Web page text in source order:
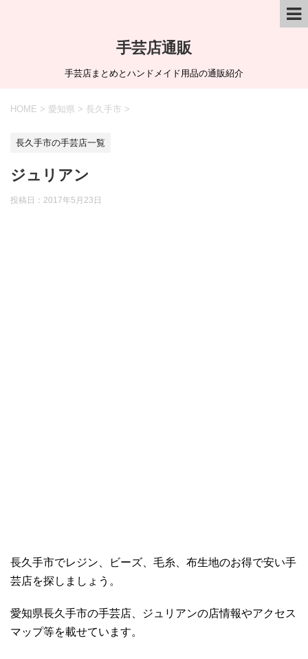
手芸店通販
手芸店まとめとハンドメイド用品の通販紹介
HOME > 愛知県 > 長久手市 >
長久手市の手芸店一覧
ジュリアン
投稿日： 2017年5月23日
長久手市でレジン、ビーズ、毛糸、布生地のお得で安い手
芸店を探しましょう。
愛知県長久手市の手芸店、ジュリアンの店情報やアクセス
マップ等を載せています。